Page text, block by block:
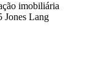
imobiliária
Lang